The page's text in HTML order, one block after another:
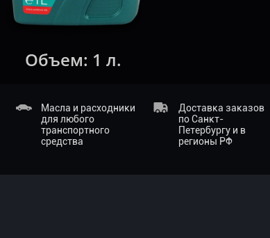
Объем: 1 л.
Масла и расходники
для любого
транспортного
средства
Доставка заказов
по Санкт-
Петербургу и в
регионы РФ